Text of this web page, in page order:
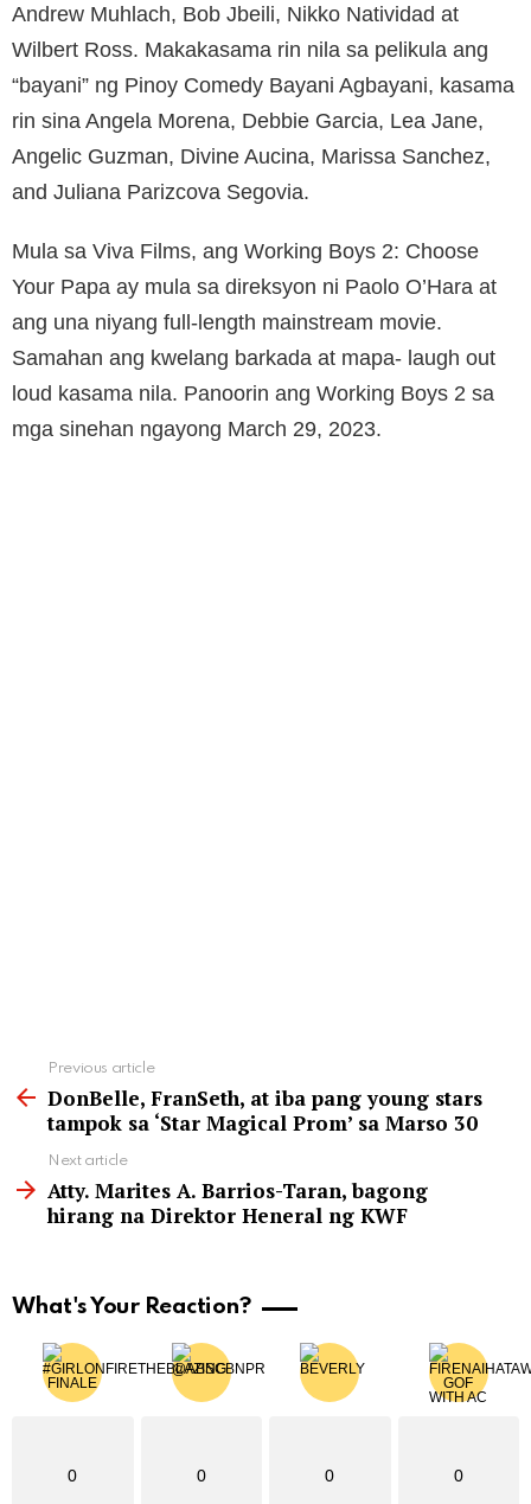
Andrew Muhlach, Bob Jbeili, Nikko Natividad at
Wilbert Ross. Makakasama rin nila sa pelikula ang
“bayani” ng Pinoy Comedy Bayani Agbayani, kasama
rin sina Angela Morena, Debbie Garcia, Lea Jane,
Angelic Guzman, Divine Aucina, Marissa Sanchez,
and Juliana Parizcova Segovia.
Mula sa Viva Films, ang Working Boys 2: Choose
Your Papa ay mula sa direksyon ni Paolo O’Hara at
ang una niyang full-length mainstream movie.
Samahan ang kwelang barkada at mapa- laugh out
loud kasama nila. Panoorin ang Working Boys 2 sa
mga sinehan ngayong March 29, 2023.
more
Previous article
DonBelle, FranSeth, at iba pang young stars
tampok sa ‘Star Magical Prom’ sa Marso 30
Next article
Atty. Marites A. Barrios-Taran, bagong
hirang na Direktor Heneral ng KWF
What's Your Reaction?
0 0 0 0